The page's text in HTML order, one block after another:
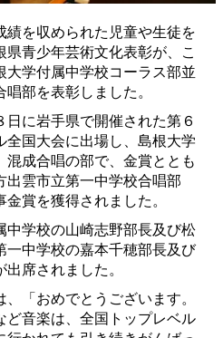
を収められた児童や生徒を
青少年芸術文化表彰が、こ
学付属中学校コーラス部並
部を表彰しました。
に岩手県で開催された第６
全国大会に出場し、島根大学
成合唱の部で、金賞ととも
雲市立第一中学校合唱部
賞を獲得されました。
学校の山崎志野部長及び松
中学校の嘉本千穂部長及び
席されました。
「おめでとうございます。
音楽は、全国トップレベル